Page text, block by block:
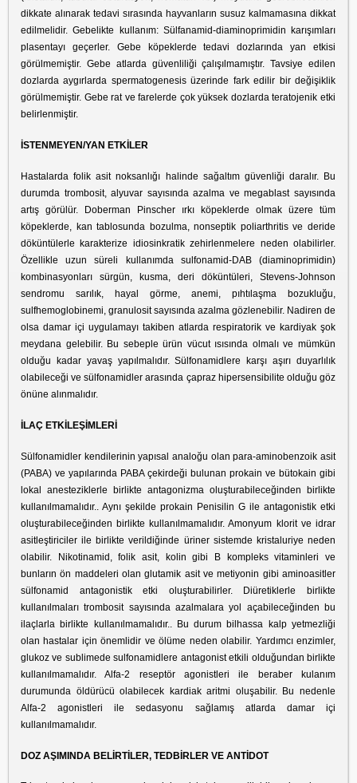
dikkate alınarak tedavi sırasında hayvanların susuz kalmamasına dikkat
edilmelidir. Gebelikte kullanım: Sülfanamid-diaminoprimidin karışımları
plasentayı geçerler. Gebe köpeklerde tedavi dozlarında yan etkisi
görülmemiştir. Gebe atlarda güvenliliği çalışılmamıştır. Tavsiye edilen
dozlarda aygırlarda spermatogenesis üzerinde fark edilir bir değişiklik
görülmemiştir. Gebe rat ve farelerde çok yüksek dozlarda teratojenik etki
belirlenmiştir.
İSTENMEYEN/YAN ETKİLER
Hastalarda folik asit noksanlığı halinde sağaltım güvenliği daralır. Bu
durumda trombosit, alyuvar sayısında azalma ve megablast sayısında
artış görülür. Doberman Pinscher ırkı köpeklerde olmak üzere tüm
köpeklerde, kan tablosunda bozulma, nonseptik poliarthritis ve deride
döküntülerle karakterize idiosinkratik zehirlenmelere neden olabilirler.
Özellikle uzun süreli kullanımda sulfonamid-DAB (diaminoprimidin)
kombinasyonları sürgün, kusma, deri döküntüleri, Stevens-Johnson
sendromu sarılık, hayal görme, anemi, pıhtılaşma bozukluğu,
sulfhemoglobinemi, granulosit sayısında azalma gözlenebilir. Nadiren de
olsa damar içi uygulamayı takiben atlarda respiratorik ve kardiyak şok
meydana gelebilir. Bu sebeple ürün vücut ısısında olmalı ve mümkün
olduğu kadar yavaş yapılmalıdır. Sülfonamidlere karşı aşırı duyarlılık
olabileceği ve sülfonamidler arasında çapraz hipersensibilite olduğu göz
önüne alınmalıdır.
İLAÇ ETKİLEŞİMLERİ
Sülfonamidler kendilerinin yapısal analoğu olan para-aminobenzoik asit
(PABA) ve yapılarında PABA çekirdeği bulunan prokain ve bütokain gibi
lokal anesteziklerle birlikte antagonizma oluşturabileceğinden birlikte
kullanılmamalıdır.. Aynı şekilde prokain Penisilin G ile antagonistik etki
oluşturabileceğinden birlikte kullanılmamalıdır. Amonyum klorit ve idrar
asitleştiriciler ile birlikte verildiğinde üriner sistemde kristaluriye neden
olabilir. Nikotinamid, folik asit, kolin gibi B kompleks vitaminleri ve
bunların ön maddeleri olan glutamik asit ve metiyonin gibi aminoasitler
sülfonamid antagonistik etki oluşturabilirler. Diüretiklerle birlikte
kullanılmaları trombosit sayısında azalmalara yol açabileceğinden bu
ilaçlarla birlikte kullanılmamalıdır.. Bu durum bilhassa kalp yetmezliği
olan hastalar için önemlidir ve ölüme neden olabilir. Yardımcı enzimler,
glukoz ve sublimede sulfonamidlere antagonist etkili olduğundan birlikte
kullanılmamalıdır. Alfa-2 reseptör agonistleri ile beraber kulanım
durumunda öldürücü olabilecek kardiak aritmi oluşabilir. Bu nedenle
Alfa-2 agonistleri ile sedasyonu sağlamış atlarda damar içi
kullanılmamalıdır.
DOZ AŞIMINDA BELİRTİLER, TEDBİRLER VE ANTİDOT